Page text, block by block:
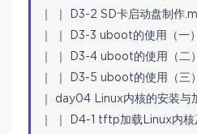
｜ ｜ D3-2 SD卡启动盘制作
｜ ｜ D3-3 uboot的使用（一
｜ ｜ D3-4 uboot的使用（二
｜ ｜ D3-5 uboot的使用（三
｜ day04 Linux内核的安装与
｜ ｜ D4-1 tftp加载Linux内